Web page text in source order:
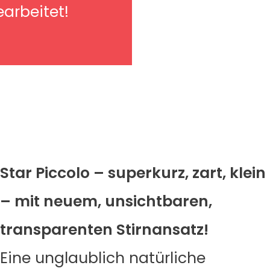
Star Piccolo – superkurz, zart, klein
– mit neuem, unsichtbaren,
transparenten Stirnansatz!
Eine unglaublich natürliche